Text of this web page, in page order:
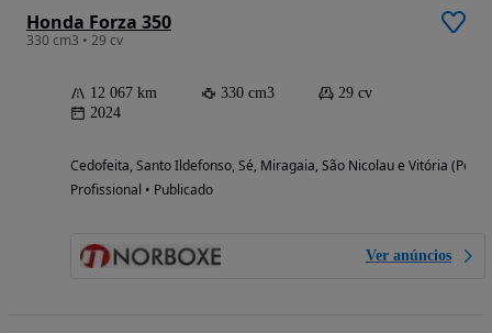
Honda Forza 350
330 cm3 • 29 cv
12 067 km 330 cm3
29 cv
2024
Cedofeita, Santo Ildefonso, Sé, Miragaia, São Nicolau e Vitória (Porto)
Profissional • Publicado
Ver anúncios